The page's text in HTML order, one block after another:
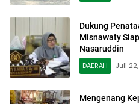
Dukung
Misnawaty
Nasaruddin
DAERAH
Juli
Mengenang